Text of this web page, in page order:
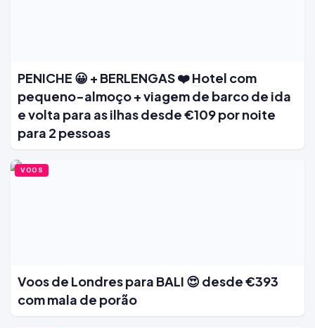
PENICHE 😀 + BERLENGAS ❤️ Hotel com
pequeno-almoço + viagem de barco de ida
e volta para as ilhas desde €109 por noite
para 2 pessoas
VOOS
Voos de Londres para BALI 😍 desde €393
com mala de porão